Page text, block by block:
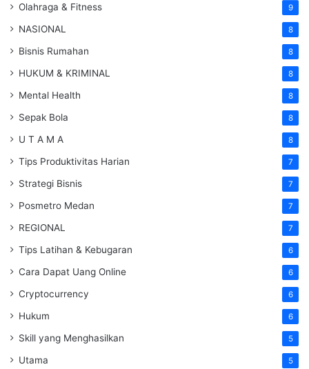
Olahraga & Fitness 9
NASIONAL 8
Bisnis Rumahan 8
HUKUM & KRIMINAL 8
Mental Health 8
Sepak Bola 8
U T A M A 8
Tips Produktivitas Harian 7
Strategi Bisnis 7
Posmetro Medan 7
REGIONAL 7
Tips Latihan & Kebugaran 6
Cara Dapat Uang Online 6
Cryptocurrency 6
Hukum 6
Skill yang Menghasilkan 5
Utama 5